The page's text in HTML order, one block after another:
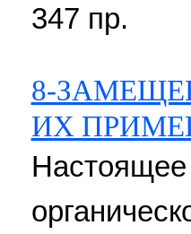
347 пр.
8-
ИХ